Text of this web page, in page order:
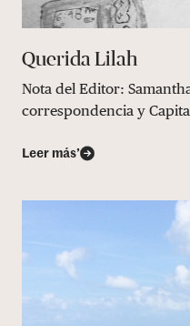
Querida Lilah
Nota del Editor:
correspondencia y
Leer más’